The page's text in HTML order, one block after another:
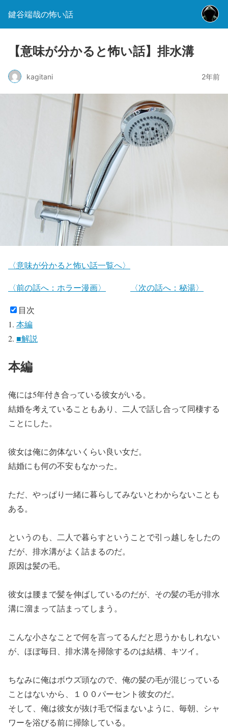
鍵谷端哉の怖い話
【意味が分かると怖い話】排水溝
kagitani 2年前
〈意味が分かると怖い話一覧へ〉
〈前の話へ：ホラー漫画〉 〈次の話へ：秘湯〉
目次
本編
■解説
本編
俺には5年付き合っている彼女がいる。
結婚を考えていることもあり、二人で話し合って同棲する
ことにした。
彼女は俺に勿体ないくらい良い女だ。
結婚にも何の不安もなかった。
ただ、やっぱり一緒に暮らしてみないとわからないことも
ある。
というのも、二人で暮らすということで引っ越しをしたの
だが、排水溝がよく詰まるのだ。
原因は髪の毛。
彼女は腰まで髪を伸ばしているのだが、その髪の毛が排水
溝に溜まって詰まってしまう。
こんな小さなことで何を言ってるんだと思うかもしれない
が、ほぼ毎日、排水溝を掃除するのは結構、キツイ。
ちなみに俺はボウズ頭なので、俺の髪の毛が混じっている
ことはないから、１００パーセント彼女のだ。
そして、俺は彼女が抜け毛で悩まないように、毎朝、シャ
ワーを浴びる前に掃除している。